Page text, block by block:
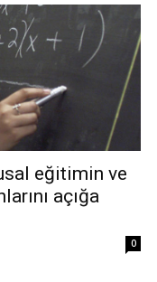
eğitimin ve
açığa
0